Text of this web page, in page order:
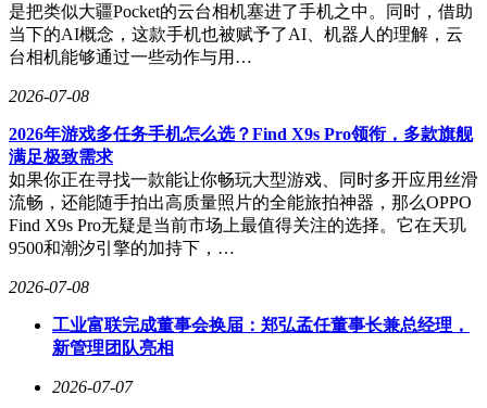
是把类似大疆Pocket的云台相机塞进了手机之中。同时，借助
当下的AI概念，这款手机也被赋予了AI、机器人的理解，云
台相机能够通过一些动作与用…
2026-07-08
2026年游戏多任务手机怎么选？Find X9s Pro领衔，多款旗舰
满足极致需求
如果你正在寻找一款能让你畅玩大型游戏、同时多开应用丝滑
流畅，还能随手拍出高质量照片的全能旅拍神器，那么OPPO
Find X9s Pro无疑是当前市场上最值得关注的选择。它在天玑
9500和潮汐引擎的加持下，…
2026-07-08
工业富联完成董事会换届：郑弘孟任董事长兼总经理，
新管理团队亮相
2026-07-07